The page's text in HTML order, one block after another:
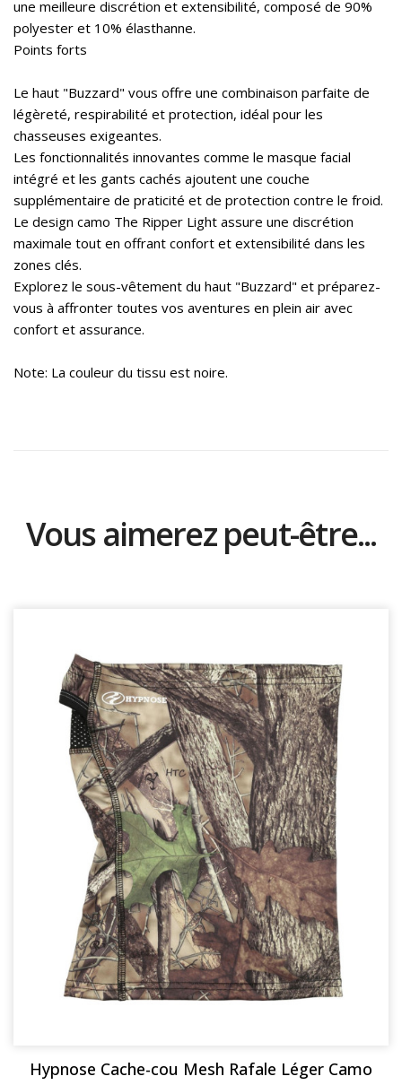
une meilleure discrétion et extensibilité, composé de 90%
polyester et 10% élasthanne.
Points forts
Le haut "Buzzard" vous offre une combinaison parfaite de
légèreté, respirabilité et protection, idéal pour les
chasseuses exigeantes.
Les fonctionnalités innovantes comme le masque facial
intégré et les gants cachés ajoutent une couche
supplémentaire de praticité et de protection contre le froid.
Le design camo The Ripper Light assure une discrétion
maximale tout en offrant confort et extensibilité dans les
zones clés.
Explorez le sous-vêtement du haut "Buzzard" et préparez-
vous à affronter toutes vos aventures en plein air avec
confort et assurance.
Note: La couleur du tissu est noire.
Vous aimerez peut-être...
Hypnose Cache-cou Mesh Rafale Léger Camo